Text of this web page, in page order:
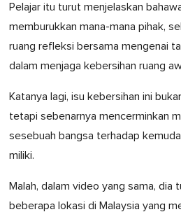
Pelajar itu turut menjelaskan
memburukkan mana-mana pihak,
ruang refleksi bersama mengenai
dalam menjaga kebersihan ruang
Katanya lagi, isu kebersihan ini
tetapi sebenarnya mencerminkan
sesebuah bangsa terhadap
miliki.
Malah, dalam video yang sama, dia
beberapa lokasi di Malaysia yang